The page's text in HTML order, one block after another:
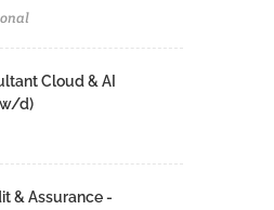
Cloud & AI
d)​
& Assurance -